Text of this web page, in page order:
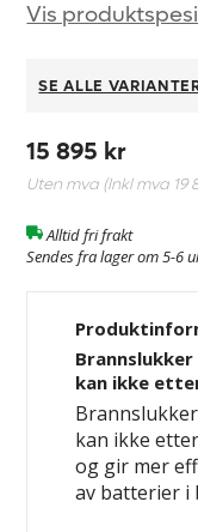
Vis
SE ALLE
15 895 kr
Uten mva (Inkl mva 19
Alltid fri frakt
Sendes fra lager om 5-6
kan ikke
kan ikke
og gir mer
av batterier i